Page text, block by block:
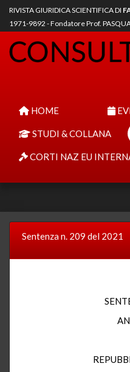
RIVISTA GIURIDICA SCIENTIFICA DI
1971-9892 - Fondatore Prof.
HOME
STUDI & COLLANA
CORTI NAZ EU
Sentenza n. 209 del 2021